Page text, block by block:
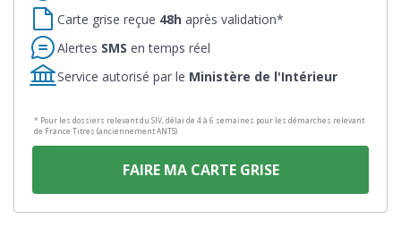
Carte grise reçue 48h après validation*
Alertes SMS en temps réel
Service autorisé par le Ministère de l'Intérieur
* Pour les dossiers relevant du SIV, délai de 4 à 6 semaines pour les démarches relevant
de France Titres (anciennement ANTS)
FAIRE MA CARTE GRISE